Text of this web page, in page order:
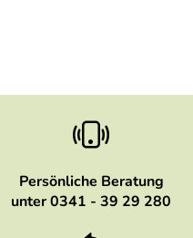
Persönliche Beratung
unter 0341 - 39 29 280